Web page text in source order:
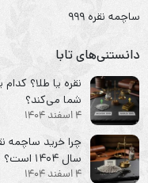
ساچمه نقره ۹۹۹
دانستنی‌های تابا
نقره یا طلا؟
شما می‌کند؟
4 اسفند 1404
سال ۱۴۰۴ است؟
4 اسفند 1404